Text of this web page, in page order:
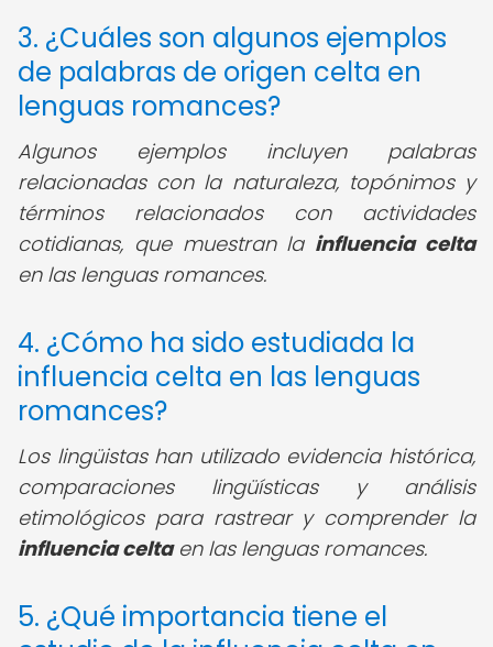
3. ¿Cuáles son algunos ejemplos
de palabras de origen celta en
lenguas romances?
Algunos ejemplos incluyen palabras
relacionadas con la naturaleza, topónimos y
términos relacionados con actividades
cotidianas, que muestran la influencia celta
en las lenguas romances.
4. ¿Cómo ha sido estudiada la
influencia celta en las lenguas
romances?
Los lingüistas han utilizado evidencia histórica,
comparaciones lingüísticas y análisis
etimológicos para rastrear y comprender la
influencia celtaen las lenguas romances.
5. ¿Qué importancia tiene el